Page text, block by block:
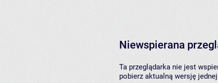
Niewspierana
Ta przeglądarka nie jest
pobierz aktualną wersję